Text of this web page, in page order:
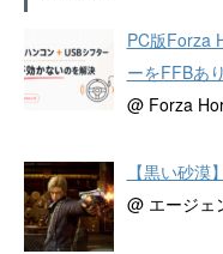
PC版Forza
ーをFFBあ
@ Forza
【黒い砂
@ エージェ